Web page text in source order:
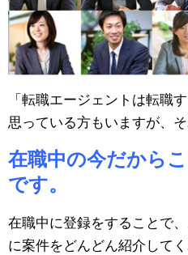
「転職エージェントは転職
思っている方もいますが、そ
在職中の今だから
です。
在職中に登録をすることで
に案件をどんどん紹介してく